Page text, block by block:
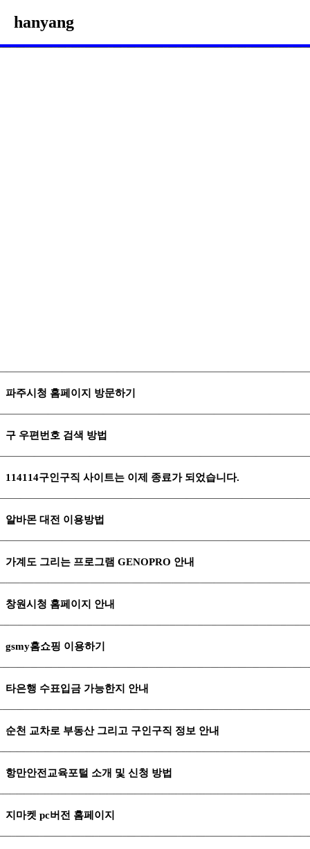
hanyang
파주시청 홈페이지 방문하기
구 우편번호 검색 방법
114114구인구직 사이트는 이제 종료가 되었습니다.
알바몬 대전 이용방법
가계도 그리는 프로그램 GENOPRO 안내
창원시청 홈페이지 안내
gsmy홈쇼핑 이용하기
타은행 수표입금 가능한지 안내
순천 교차로 부동산 그리고 구인구직 정보 안내
항만안전교육포털 소개 및 신청 방법
지마켓 pc버전 홈페이지